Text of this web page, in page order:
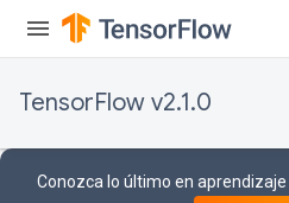
TensorFlow v2.1.0
Conozca lo último en